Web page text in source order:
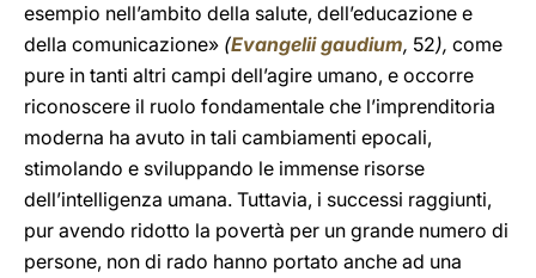
esempio nell’ambito della salute, dell’educazione e
della comunicazione» (Evangelii gaudium, 52), come
pure in tanti altri campi dell’agire umano, e occorre
riconoscere il ruolo fondamentale che l’imprenditoria
moderna ha avuto in tali cambiamenti epocali,
stimolando e sviluppando le immense risorse
dell’intelligenza umana. Tuttavia, i successi raggiunti,
pur avendo ridotto la povertà per un grande numero di
persone, non di rado hanno portato anche ad una